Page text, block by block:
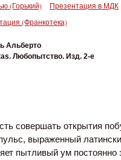
(Горький)
Презентация в МДК
(Франкотека)
Альберто
Любопытство. Изд. 2-е
совершать открытия
выраженный
пытливый ум постоянно